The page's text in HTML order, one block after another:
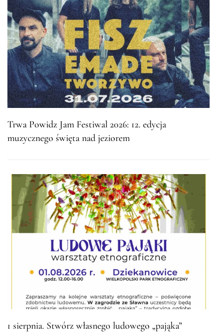
Trwa Powidz Jam Festiwal 2026: 12. edycja
muzycznego święta nad jeziorem
1 sierpnia. Stwórz własnego ludowego „pająka”